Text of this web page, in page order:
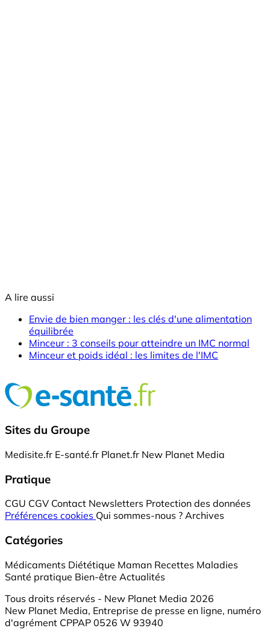
A lire aussi
Envie de bien manger : les clés d'une alimentation
équilibrée
Minceur : 3 conseils pour atteindre un IMC normal
Minceur et poids idéal : les limites de l'IMC
Sites du Groupe
Medisite.fr E-santé.fr Planet.fr New Planet Media
Pratique
CGU CGV Contact Newsletters Protection des données
Préférences cookies Qui sommes-nous ? Archives
Catégories
Médicaments Diététique Maman Recettes Maladies
Santé pratique Bien-être Actualités
Tous droits réservés - New Planet Media 2026
New Planet Media, Entreprise de presse en ligne, numéro
d'agrément CPPAP 0526 W 93940